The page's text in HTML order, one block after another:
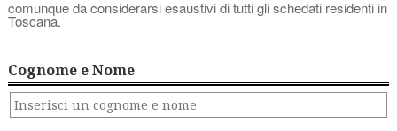
comunque da considerarsi esaustivi di tutti gli schedati residenti in
Toscana.
Cognome e Nome